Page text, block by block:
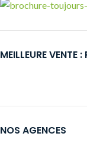
MEILLEURE VENTE
NOS AGENCES